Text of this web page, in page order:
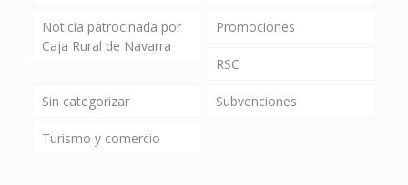
Noticia patrocinada por
Caja Rural de Navarra
Promociones
RSC
Sin categorizar Subvenciones
Turismo y comercio